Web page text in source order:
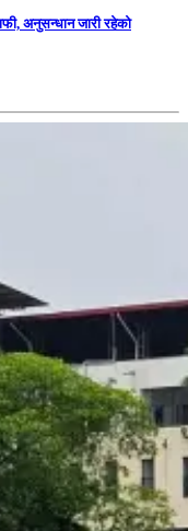
अनुसन्धान जारी रहेको